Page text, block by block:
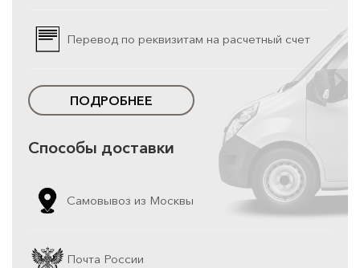
Перевод по реквизитам на расчетный счет
ПОДРОБНЕЕ
Способы доставки
Самовывоз из Москвы
Почта России